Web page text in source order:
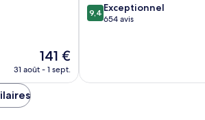
Le
nouveau
141 €
31 août - 1 sept.
9.4
sur
9,4 Exceptionnel
654 avis